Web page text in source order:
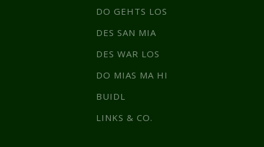
DO GEHTS LOS
DES SAN MIA
DES WAR LOS
DO MIAS MA HI
BUIDL
LINKS & CO.